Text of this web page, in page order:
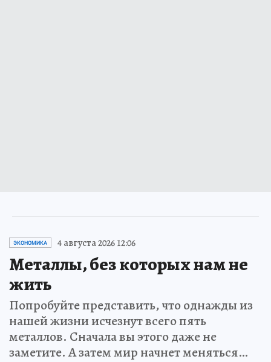
ЭКОНОМИКА 4 августа 2026 12:06
Металлы, без которых нам не
жить
Попробуйте представить, что однажды из
нашей жизни исчезнут всего пять
металлов. Сначала вы этого даже не
заметите. А затем мир начнет меняться…